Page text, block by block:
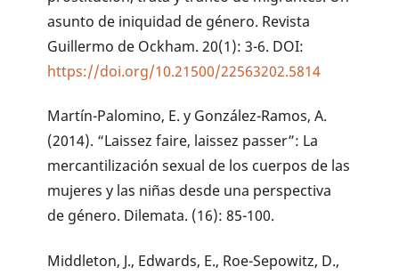
asunto de iniquidad de género. Revista
Guillermo de Ockham. 20(1): 3-6. DOI:
https://doi.org/10.21500/22563202.5814
Martín-Palomino, E. y González-Ramos, A.
(2014). “Laissez faire, laissez passer”: La
mercantilización sexual de los cuerpos de las
mujeres y las niñas desde una perspectiva
de género. Dilemata. (16): 85-100.
Middleton, J., Edwards, E., Roe-Sepowitz, D.,